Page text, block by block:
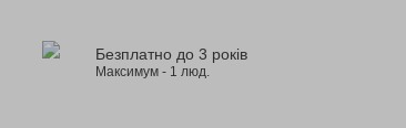
Безплатно до 3 років
Максимум - 1 люд.